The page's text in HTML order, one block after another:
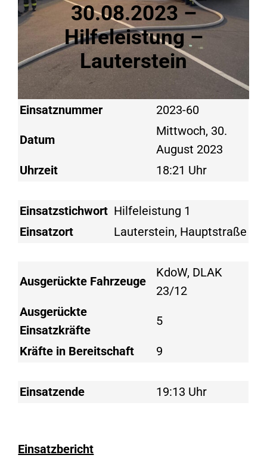
30.08.2023 –
Hilfeleistung –
Lauterstein
Einsatznummer 2023-60
Datum
Mittwoch, 30.
August 2023
Uhrzeit
18:21 Uhr
Einsatzstichwort Hilfeleistung 1
Einsatzort
Lauterstein, Hauptstraße
Ausgerückte Fahrzeuge
KdoW, DLAK
23/12
Ausgerückte
Einsatzkräfte
5
Kräfte in Bereitschaft 9
Einsatzende 19:13 Uhr
Einsatzbericht